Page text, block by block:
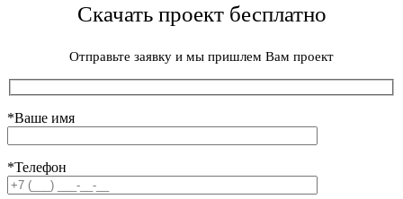
Скачать проект бесплатно
Отправьте заявку и мы пришлем Вам проект
*Ваше имя
*Телефон